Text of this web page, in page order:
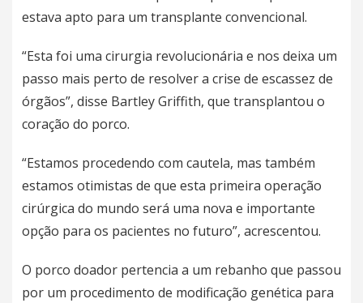
estava apto para um transplante convencional.
“Esta foi uma cirurgia revolucionária e nos deixa um
passo mais perto de resolver a crise de escassez de
órgãos”, disse Bartley Griffith, que transplantou o
coração do porco.
“Estamos procedendo com cautela, mas também
estamos otimistas de que esta primeira operação
cirúrgica do mundo será uma nova e importante
opção para os pacientes no futuro”, acrescentou.
O porco doador pertencia a um rebanho que passou
por um procedimento de modificação genética para